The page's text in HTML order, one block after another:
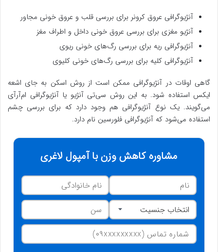
آنژیوگرافی عروق کرونر برای بررسی قلب و عروق خونی مجاور
آنژیو مغزی برای بررسی عروق خونی داخل و اطراف مغز
آنژیوگرافی ریه برای بررسی رگ‌های خونی ریوی
آنژیوگرافی کلیه برای بررسی رگ‌های خونی کلیوی
گاهی اوقات در آنژیوگرافی ممکن است از روش اسکن به جای اشعه
ایکس استفاده شود. به این روش سی‌تی آنژیو یا آنژیوگرافی ام‌آر‌آی
می‌گویند. یک نوع آنژیوگرافی هم وجود دارد که برای بررسی چشم
استفاده می‌شود که آنژیوگرافی فلورسین نام دارد.
مشاوره کاهش وزن با آمپول لاغری